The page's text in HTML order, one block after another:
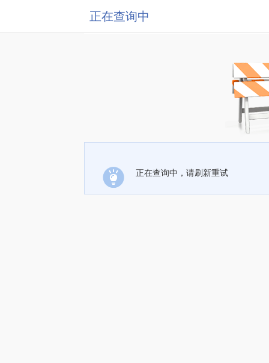
正在查询中
正在查询中，请刷新重试